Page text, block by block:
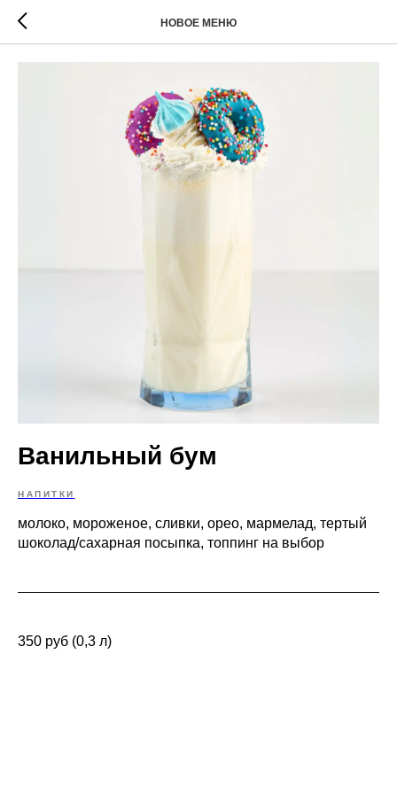
НОВОЕ МЕНЮ
Ванильный бум
НАПИТКИ
молоко, мороженое, сливки, орео, мармелад, тертый
шоколад/сахарная посыпка, топпинг на выбор
350 руб (0,3 л)